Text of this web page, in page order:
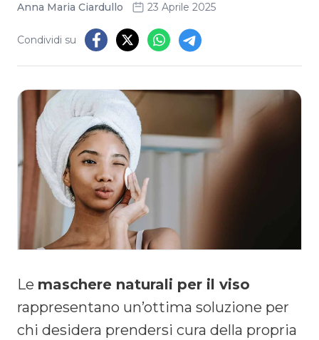
Anna Maria Ciardullo 23 Aprile 2025
Condividi su
​Le maschere naturali per il viso
rappresentano un’ottima soluzione per
chi desidera prendersi cura della propria